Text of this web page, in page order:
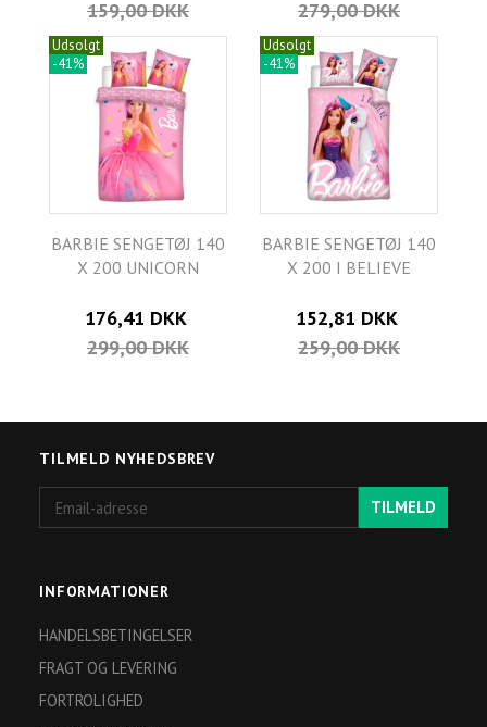
159,00 DKK
279,00 DKK
Udsolgt
-41%
BARBIE SENGETØJ 140
X 200 UNICORN
176,41 DKK
299,00 DKK
Udsolgt
-41%
BARBIE SENGETØJ 140
X 200 I BELIEVE
152,81 DKK
259,00 DKK
TILMELD NYHEDSBREV
adresse
TILMELD
INFORMATIONER
HANDELSBETINGELSER
FRAGT OG LEVERING
FORTROLIGHED